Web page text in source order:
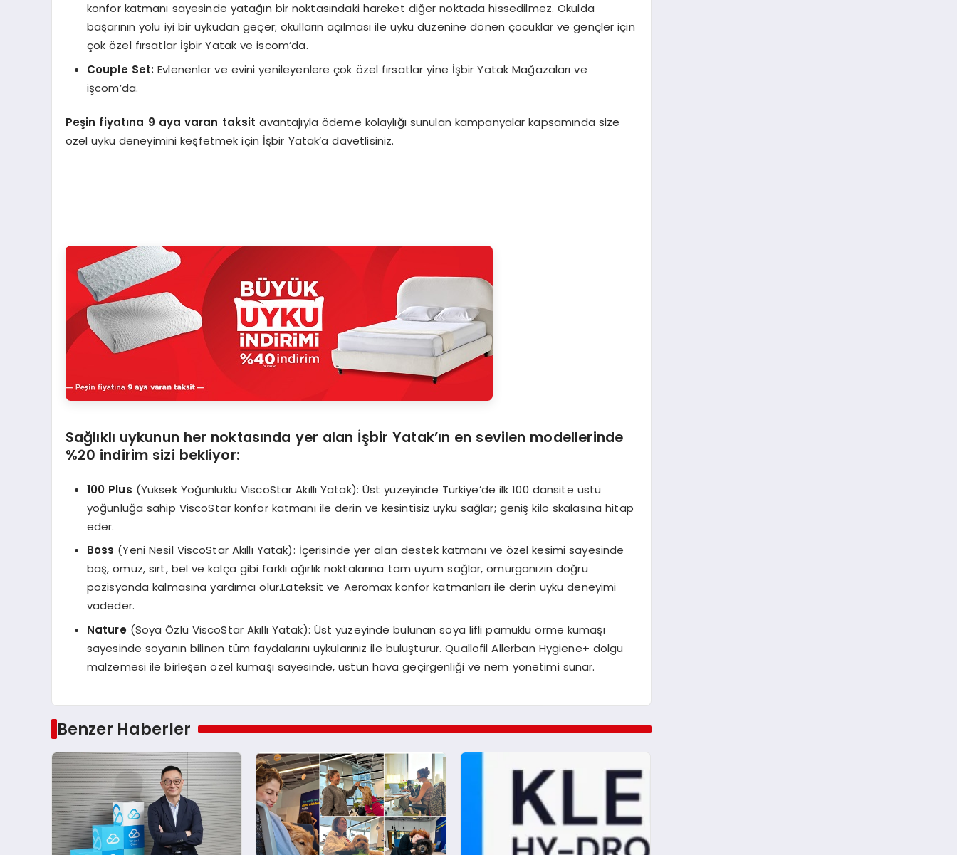
konfor katmanı sayesinde yatağın bir noktasındaki hareket diğer noktada hissedilmez. Okulda
başarının yolu iyi bir uykudan geçer; okulların açılması ile uyku düzenine dönen çocuklar ve gençler için
çok özel fırsatlar İşbir Yatak ve iscom’da.
Couple Set:Evlenenler ve evini yenileyenlere çok özel fırsatlar yine İşbir Yatak Mağazaları ve
işcom’da.
Peşin fiyatına 9 aya varan taksitavantajıyla ödeme kolaylığı sunulan kampanyalar kapsamında size
özel uyku deneyimini keşfetmek için İşbir Yatak’a davetlisiniz.
Sağlıklı uykunun her noktasında yer alan İşbirYatak’ın en sevilen modellerinde
%20 indirim sizi bekliyor:
100 Plus (Yüksek Yoğunluklu ViscoStar Akıllı Yatak): Üst yüzeyinde Türkiye’de ilk 100 dansite üstü
yoğunluğa sahip ViscoStar konfor katmanı ile derin ve kesintisiz uyku sağlar; geniş kilo skalasına hitap
eder.
Boss (Yeni Nesil ViscoStar Akıllı Yatak): İçerisinde yer alan destek katmanı ve özel kesimi sayesinde
baş, omuz, sırt, bel ve kalça gibi farklı ağırlık noktalarına tam uyum sağlar, omurganızın doğru
pozisyonda kalmasına yardımcı olur.Lateksit ve Aeromax konfor katmanları ile derin uyku deneyimi
vadeder.
Nature(Soya Özlü ViscoStar Akıllı Yatak): Üst yüzeyinde bulunan soya lifli pamuklu örme kumaşı
sayesinde soyanın bilinen tüm faydalarını uykularınız ile buluşturur. Quallofil Allerban Hygiene+ dolgu
malzemesi ile birleşen özel kumaşı sayesinde, üstün hava geçirgenliği ve nem yönetimi sunar.
Benzer Haberler